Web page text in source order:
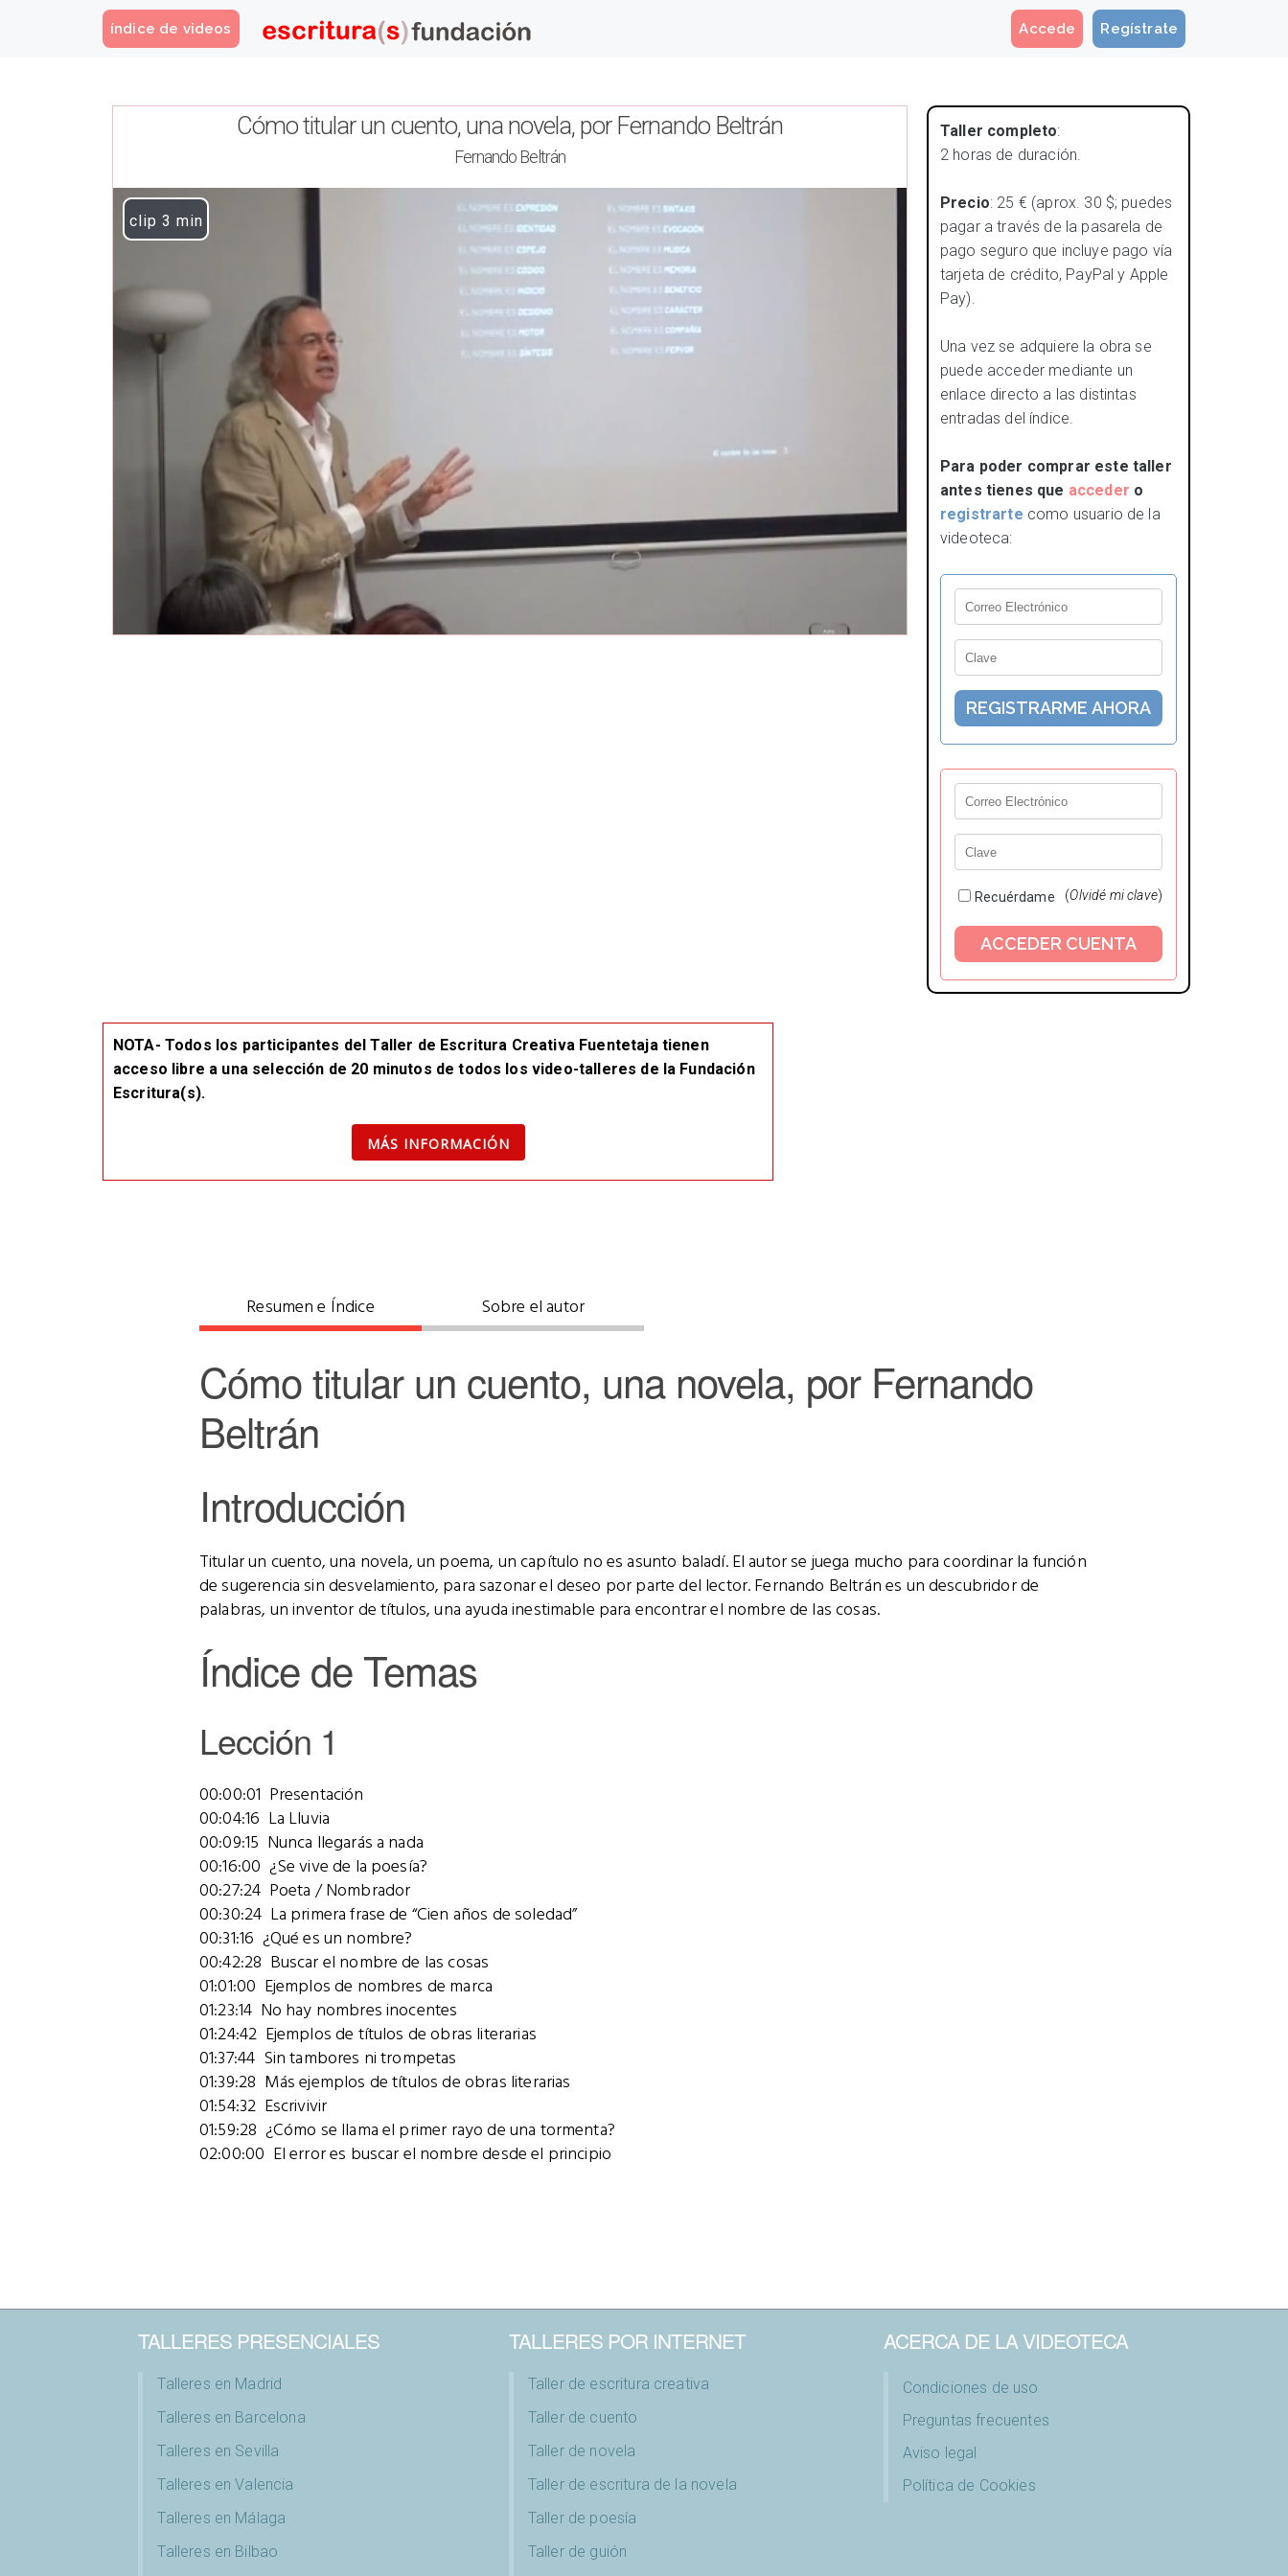
índice de videos Regístrate
Accede
Cómo titular un cuento, una novela, por Fernando Beltrán
Fernando Beltrán
Play Video
Taller completo:
2 horas de duración.
Precio: 25 € (aprox. 30 $; puedes
pagar a través de la pasarela de
pago seguro que incluye pago vía
tarjeta de crédito, PayPal y Apple
Pay).
Una vez se adquiere la obra se
puede acceder mediante un
enlace directo a las distintas
entradas del índice.
Para poder comprar este taller
antes tienes que acceder o
registrarte como usuario de la
videoteca:
Recuérdame (Olvidé mi clave)
NOTA- Todos los participantes del Taller de Escritura Creativa Fuentetaja tienen
acceso libre a una selección de 20 minutos de todos los video-talleres de la Fundación
Escritura(s).
MÁS INFORMACIÓN
Resumen e Índice Sobre el autor
Cómo titular un cuento, una novela, por Fernando
Beltrán
Introducción
Titular un cuento, una novela, un poema, un capítulo no es asunto baladí. El autor se juega mucho para coordinar la función
de sugerencia sin desvelamiento, para sazonar el deseo por parte del lector. Fernando Beltrán es un descubridor de
palabras, un inventor de títulos, una ayuda inestimable para encontrar el nombre de las cosas.
Índice de Temas
Lección 1
00:00:01 Presentación
00:04:16 La Lluvia
00:09:15 Nunca llegarás a nada
00:16:00 ¿Se vive de la poesía?
00:27:24 Poeta / Nombrador
00:30:24 La primera frase de “Cien años de soledad”
00:31:16 ¿Qué es un nombre?
00:42:28 Buscar el nombre de las cosas
01:01:00 Ejemplos de nombres de marca
01:23:14 No hay nombres inocentes
01:24:42 Ejemplos de títulos de obras literarias
01:37:44 Sin tambores ni trompetas
01:39:28 Más ejemplos de títulos de obras literarias
01:54:32 Escrivivir
01:59:28 ¿Cómo se llama el primer rayo de una tormenta?
02:00:00 El error es buscar el nombre desde el principio
TALLERES PRESENCIALES
Talleres en Madrid
Talleres en Barcelona
Talleres en Sevilla
Talleres en Valencia
Talleres en Málaga
Talleres en Bilbao
TALLERES POR INTERNET
Taller de escritura creativa
Taller de cuento
Taller de novela
Taller de escritura de la novela
Taller de poesía
Taller de guión
ACERCA DE LA VIDEOTECA
Condiciones de uso
Preguntas frecuentes
Aviso legal
Política de Cookies